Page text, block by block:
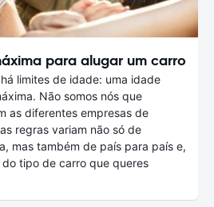
para alugar um carro
limites de idade: uma idade
Não somos nós que
as diferentes empresas de
regras variam não só de
mas também de país para país e,
tipo de carro que queres